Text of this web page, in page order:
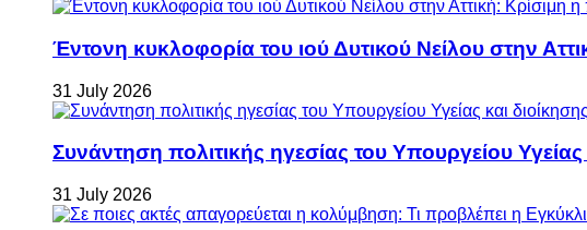
Έντονη κυκλοφορία του ιού Δυτικού Νείλου στην
31 July 2026
Συνάντηση πολιτικής ηγεσίας του Υπουργείου
31 July 2026